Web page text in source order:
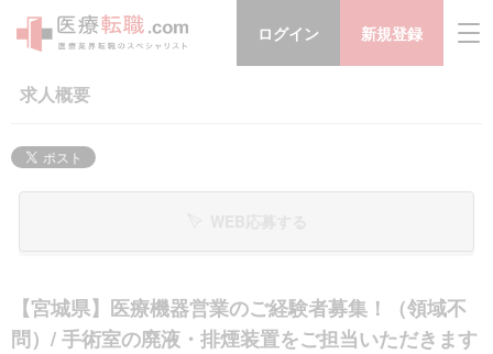
ログイン 新規登録
求人概要
【宮城県】医療機器営業のご経験者募集！（領域不
問）/ 手術室の廃液・排煙装置をご担当いただきます